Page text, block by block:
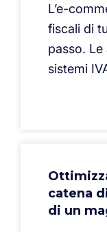
L’e-
fiscali di
passo.
sistemi
catena
di un